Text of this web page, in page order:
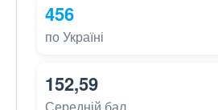
456
по Україні
152,59